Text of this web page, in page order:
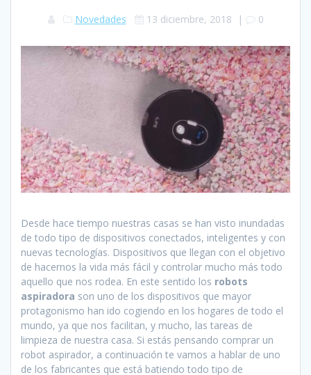
Novedades 13 diciembre, 2018 | 0
Desde hace tiempo nuestras casas se han visto inundadas
de todo tipo de dispositivos conectados, inteligentes y con
nuevas tecnologías. Dispositivos que llegan con el objetivo
de hacernos la vida más fácil y controlar mucho más todo
aquello que nos rodea. En este sentido los robots
aspiradora son uno de los dispositivos que mayor
protagonismo han ido cogiendo en los hogares de todo el
mundo, ya que nos facilitan, y mucho, las tareas de
limpieza de nuestra casa. Si estás pensando comprar un
robot aspirador, a continuación te vamos a hablar de uno
de los fabricantes que está batiendo todo tipo de